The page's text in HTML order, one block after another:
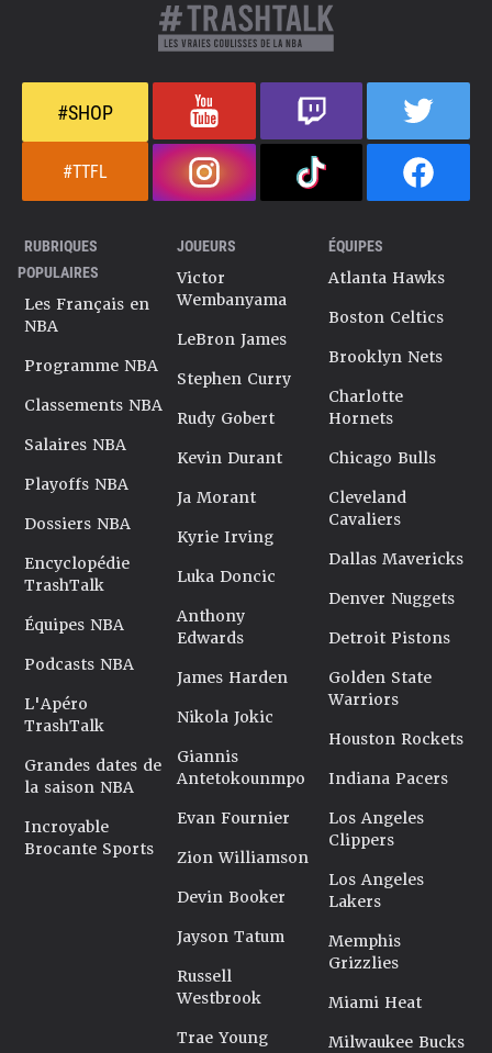
#SHOP
#TTFL
RUBRIQUES
POPULAIRES
Les Français en
NBA
Programme NBA
Classements NBA
Salaires NBA
Playoffs NBA
Dossiers NBA
Encyclopédie
TrashTalk
Équipes NBA
Podcasts NBA
L'Apéro
TrashTalk
Grandes dates de
la saison NBA
Incroyable
Brocante Sports
JOUEURS
Victor
Wembanyama
LeBron James
Stephen Curry
Rudy Gobert
Kevin Durant
Ja Morant
Kyrie Irving
Luka Doncic
Anthony
Edwards
James Harden
Nikola Jokic
Giannis
Antetokounmpo
Evan Fournier
Zion Williamson
Devin Booker
Jayson Tatum
Russell
Westbrook
Trae Young
ÉQUIPES
Atlanta Hawks
Boston Celtics
Brooklyn Nets
Charlotte
Hornets
Chicago Bulls
Cleveland
Cavaliers
Dallas Mavericks
Denver Nuggets
Detroit Pistons
Golden State
Warriors
Houston Rockets
Indiana Pacers
Los Angeles
Clippers
Los Angeles
Lakers
Memphis
Grizzlies
Miami Heat
Milwaukee Bucks